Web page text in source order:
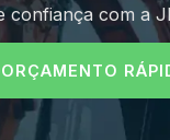
confiança com a
ORÇAMENTO